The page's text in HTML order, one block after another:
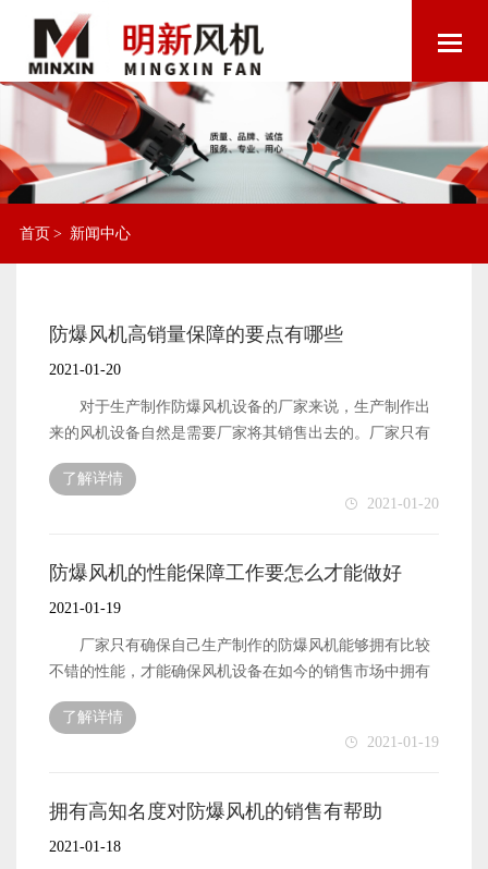
首页 > 新闻中心
防爆风机高销量保障的要点有哪些
2021-01-20
对于生产制作防爆风机设备的厂家来说，生产制作出
来的风机设备自然是需要厂家将其销售出去的。厂家只有
将风机设备销售出去了，才能拥有属于自己的经济收入，
才能更好地进行发展。但是，产品设备想要拥有高销量，
是需要生产厂家做好相关的保障工作才可以的。那么，防
简单地介绍一下。 防爆风机想要拥有较高的销量，首
能在市场中占据有利的地位，才能让设备在同行竞争中拥
有较强的竞争力。这样的风机设备才能在市场中获得更多
用户的认可，拥有更多可以销售出去的机会，也就能够拥
要厂家做好风机的质量保障工作之外，还有便是需要厂家
做好风机的出售价格制定工作。确保厂家制定的风机售价
备才能在如今的销售市场中，拥有较强的竞争力，能够拥
有更好的销量了。 以上便是提升防爆风机的高销量保
障工作需要做好的工作内容了。
了解详情
2021-01-20
防爆风机的性能保障工作要怎么才能做好
2021-01-19
厂家只有确保自己生产制作的防爆风机能够拥有比较
不错的性能，才能确保风机设备在如今的销售市场中拥有
比较不错的销量。这是因为很多用户都是希望自己能够购
买到质量和性能都有保障，和拥有良好表现的风机设备
的。因此，风机的生产制作厂家也就需要做好产品设备的
产出来的风机设备拥有良好的性能呢?下面本文就来简单地
需要做好的工作便是风机设备的生产原材料采购工作。原
了解详情
2021-01-19
拥有高知名度对防爆风机的销售有帮助
2021-01-18